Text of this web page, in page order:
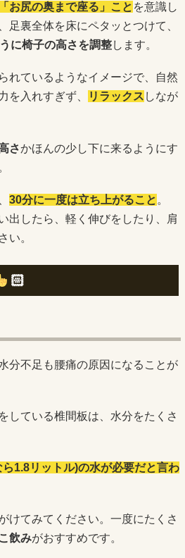
お尻の奥まで座る」こと を意識し
足裏全体を床にペタッとつけて、
に椅子の高さを調整します。
れているようなイメージで、自然
を入れすぎず、
リラックス しなが
さかほんの少し下に来るようにす
30分に一度は立ち上がること 。
出したら、軽く伸びをしたり、肩
い。
🏻
分不足も腰痛の原因になることが
している椎間板は、水分をたくさ
1.8リットル)の水が必要だと言わ
けてみてください。一度にたくさ
飲みがおすすめです。